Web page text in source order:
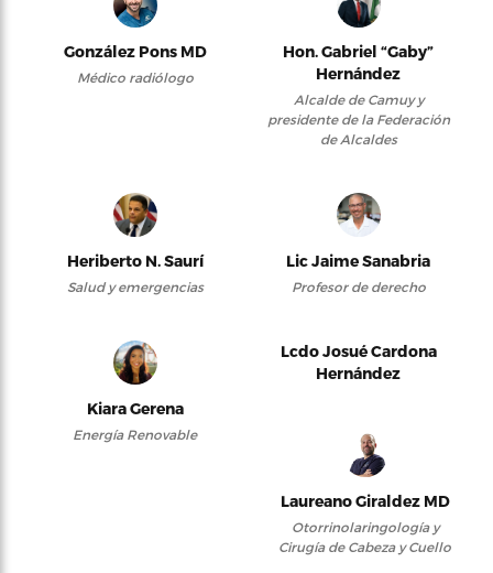
González Pons MD
Médico radiólogo
Hon. Gabriel “Gaby”
Hernández
Alcalde de Camuy y
presidente de la Federación
de Alcaldes
Heriberto N. Saurí
Salud y emergencias
Lic Jaime Sanabria
Profesor de derecho
Kiara Gerena
Energía Renovable
Lcdo Josué Cardona
Hernández
Laureano Giraldez MD
Otorrinolaringología y
Cirugía de Cabeza y Cuello